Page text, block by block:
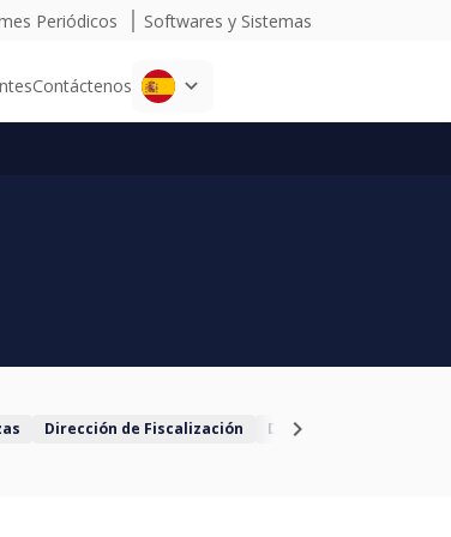
Periódicos Softwares y Sistemas
Contáctenos
Dirección de Fiscalización Dirección de
chevron_right